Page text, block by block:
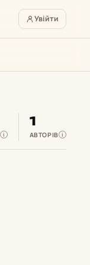
Увійти
i
1
АВТОРІВ i